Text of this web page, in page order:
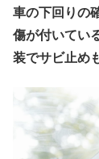
車の下回りの
傷が付いてい
装でサビ止め